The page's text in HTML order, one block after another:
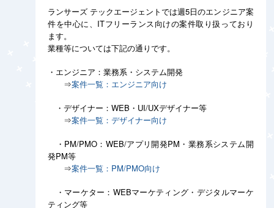
ランサーズ テックエージェントでは週5日のエンジニア案
件を中心に、ITフリーランス向けの案件取り扱っており
ます。
業種等については下記の通りです。
・エンジニア：業務系・システム開発
⇒案件一覧：エンジニア向け
・デザイナー：WEB・UI/UXデザイナー等
⇒案件一覧：デザイナー向け
・PM/PMO：WEB/アプリ開発PM・業務系システム開
発PM等
⇒案件一覧：PM/PMO向け
・マーケター：WEBマーケティング・デジタルマーケ
ティング等